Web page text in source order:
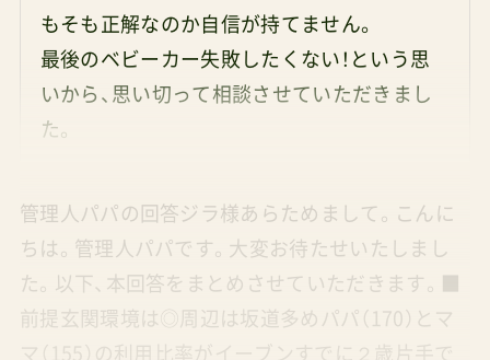
もそも正解なのか自信が持てません。
最後のベビーカー失敗したくない！という思
いから、思い切って相談させていただきまし
た。
管理人パパの回答ジラ様あらためまして。こんに
ちは。管理人パパです。大変お待たせいたしまし
た。以下、本回答をまとめさせていただきます。■
前提玄関環境は◎周辺は坂道多めパパ（170）とマ